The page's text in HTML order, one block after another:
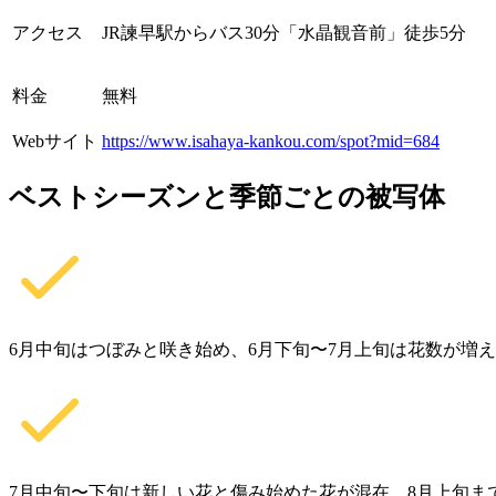
アクセス JR諫早駅からバス30分「水晶観音前」徒歩5分
料金 無料
Webサイト https://www.isahaya-kankou.com/spot?mid=684
ベストシーズンと季節ごとの被写体
6月中旬はつぼみと咲き始め、6月下旬〜7月上旬は花数が増
7月中旬〜下旬は新しい花と傷み始めた花が混在、8月上旬ま